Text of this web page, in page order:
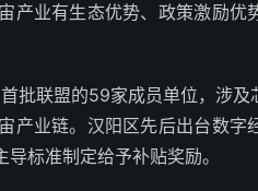
产业有生态优势、政策激励优
批联盟的59家成员单位，涉及
产业链。汉阳区先后出台数字
标准制定给予补贴奖励。